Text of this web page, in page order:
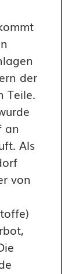
der
Teile.
an
Als
von